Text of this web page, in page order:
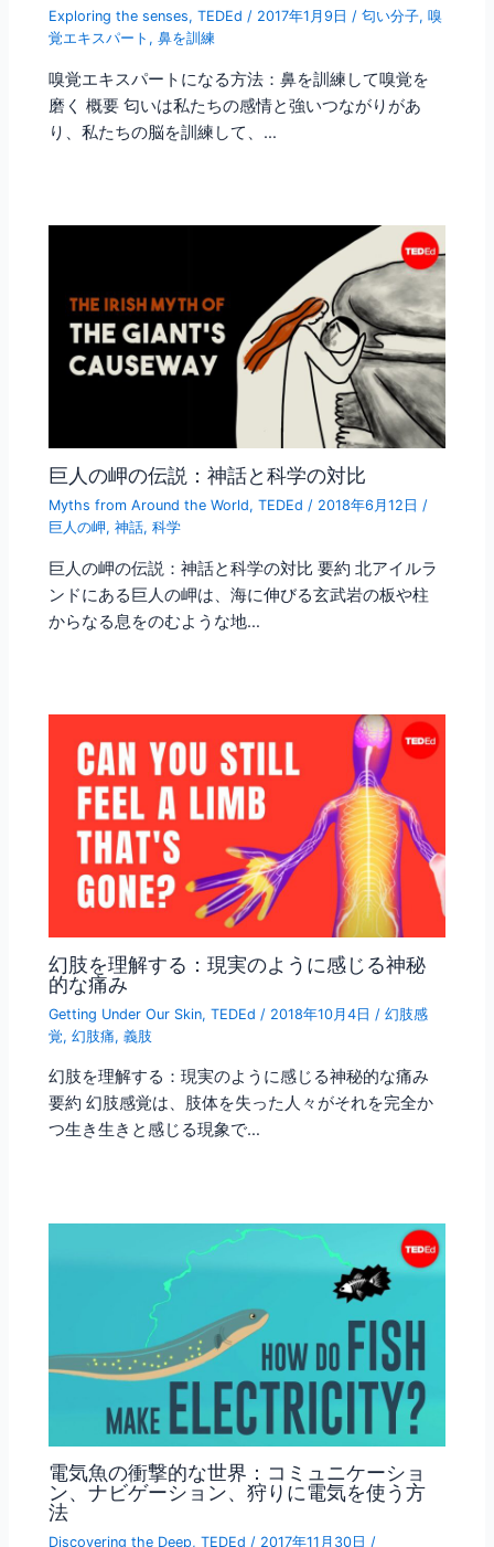
Exploring the senses,TEDEd / 2017年1月9日/匂い分子,嗅
覚エキスパート ,鼻を訓練
嗅覚エキスパートになる方法：鼻を訓練して嗅覚を
磨く 概要 匂いは私たちの感情と強いつながりがあ
り、私たちの脳を訓練して、…
巨人の岬の伝説：神話と科学の対比
Myths from Around the World,TEDEd / 2018年6月12日/
巨人の岬,神話,科学
巨人の岬の伝説：神話と科学の対比 要約 北アイルラ
ンドにある巨人の岬は、海に伸びる玄武岩の板や柱
からなる息をのむような地…
幻肢を理解する：現実のように感じる神秘
的な痛み
Getting Under Our Skin,TEDEd / 2018年10月4日 /幻肢感
覚,幻肢痛,義肢
幻肢を理解する：現実のように感じる神秘的な痛み
要約 幻肢感覚は、肢体を失った人々がそれを完全か
つ生き生きと感じる現象で…
電気魚の衝撃的な世界：コミュニケーショ
ン、ナビゲーション、狩りに電気を使う方
法
Discovering the Deep,TEDEd / 2017年11月30日/